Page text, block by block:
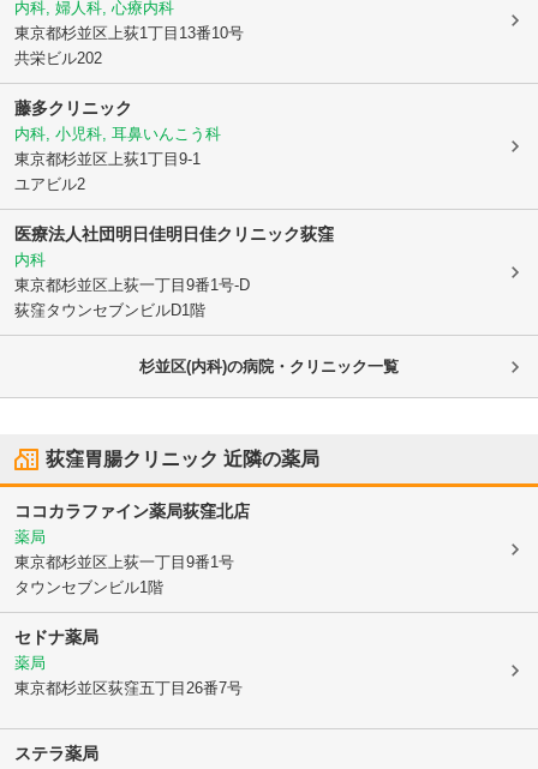
内科, 婦人科, 心療内科
東京都杉並区上荻1丁目13番10号
共栄ビル202
藤多クリニック
内科, 小児科, 耳鼻いんこう科
東京都杉並区上荻1丁目9-1
ユアビル2
医療法人社団明日佳明日佳クリニック荻窪
内科
東京都杉並区上荻一丁目9番1号-D
荻窪タウンセブンビルD1階
杉並区(内科)の病院・クリニック一覧
荻窪胃腸クリニック 近隣の薬局
ココカラファイン薬局荻窪北店
薬局
東京都杉並区上荻一丁目9番1号
タウンセブンビル1階
セドナ薬局
薬局
東京都杉並区荻窪五丁目26番7号
ステラ薬局